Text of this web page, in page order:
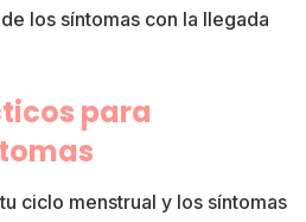
los síntomas con la llegada
para
ciclo menstrual y los síntomas